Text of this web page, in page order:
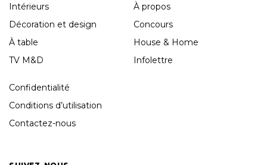
Intérieurs
Décoration et design
À table
TV M&D
À propos
Concours
House & Home
Infolettre
Confidentialité
Conditions d’utilisation
Contactez-nous